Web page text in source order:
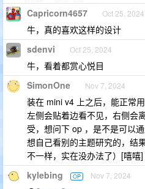
Capricorn4657 Oct 25, 2024
牛，真的喜欢这样的设计
sdenvi Oct 25, 2024
牛，看着都赏心悦目
SimonOne Nov 7, 2024
装在 mini v4 上之后，能正常
左侧会贴着边看不见，右侧会
受，想问下 op ，是不是可以
想自己看别的主题研究的，结
不一样，实在没办法了）[嘻嘻]
kylebing OP Nov 7, 2024